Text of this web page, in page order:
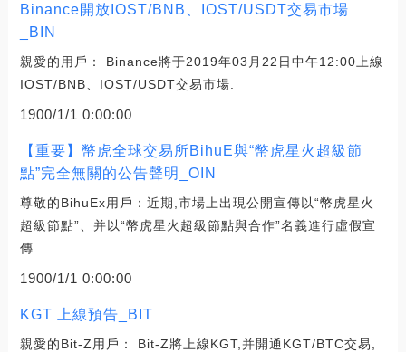
Binance開放IOST/BNB、IOST/USDT交易市場
_BIN
親愛的用戶： Binance將于2019年03月22日中午12:00上線
IOST/BNB、IOST/USDT交易市場.
1900/1/1 0:00:00
【重要】幣虎全球交易所BihuE與“幣虎星火超級節
點”完全無關的公告聲明_OIN
尊敬的BihuEx用戶：近期,市場上出現公開宣傳以“幣虎星火
超級節點”、并以“幣虎星火超級節點與合作”名義進行虛假宣
傳.
1900/1/1 0:00:00
KGT 上線預告_BIT
親愛的Bit-Z用戶： Bit-Z將上線KGT,并開通KGT/BTC交易,